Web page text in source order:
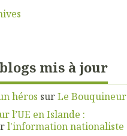
mis à jour
héros surLe Bouquineur
l’UE en Islande :
l'information nationaliste